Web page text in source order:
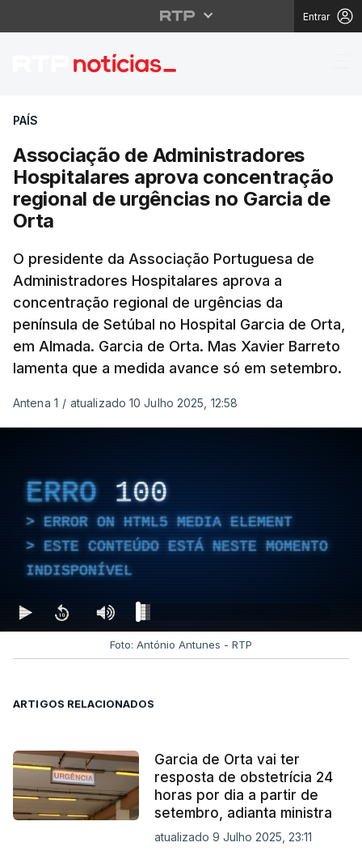
Entrar
Associação de
PAÍS
Associação de Administradores
Hospitalares aprova concentração
regional de urgências no Garcia de
Orta
O presidente da Associação Portuguesa de
Administradores Hospitalares aprova a
concentração regional de urgências da
península de Setúbal no Hospital Garcia de Orta,
em Almada. Garcia de Orta. Mas Xavier Barreto
lamenta que a medida avance só em setembro.
Antena 1 / atualizado 10 Julho 2025, 12:58
ERRO 100
ERROR ON HTML5 MEDIA ELEMENT
ESTE CONTEÚDO ESTÁ NESTE MOMENTO
INDISPONÍVEL
Foto: António Antunes - RTP
ARTIGOS RELACIONADOS
Garcia de Orta vai ter
resposta de obstetrícia 24
horas por dia a partir de
setembro, adianta ministra
atualizado 9 Julho 2025, 23:11